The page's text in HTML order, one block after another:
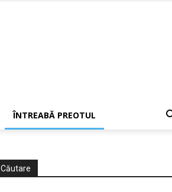
ÎNTREABĂ PREOTUL
Căutare